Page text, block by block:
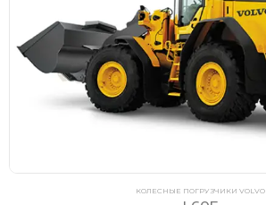
КОЛЕСНЫЕ ПОГРУЗЧИКИ VOLVO